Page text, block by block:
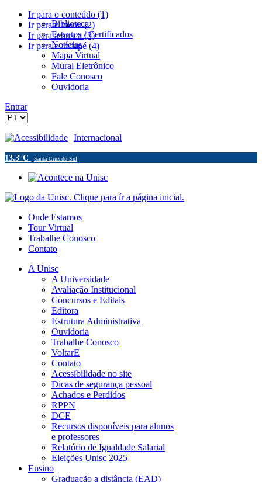
Ir para o conteúdo (1)
Ir para o menu (2)
Ir para a busca (3)
Ir para o rodapé (4)
Biblioteca
Eventos / Certificados
Notícias
Mapa Virtual
Mural Eletrônico
Fale Conosco
Ouvidoria
Entrar
Acessibilidade Internacional
13.3°C Santa Cruz do Sul
Onde Estamos
Tour Virtual
Trabalhe Conosco
Contato
A Unisc
A Universidade
Avaliação Institucional
Concursos e Editais
Editora
Estrutura Administrativa
Ouvidoria
Trabalhe Conosco
VoltarE
Contato
Acessibilidade no site
Dicas de segurança pessoal
Achados e Perdidos
RPPN
DCE
Recursos disponíveis para alunos
e professores
Relatório de Igualdade Salarial
Eleições Unisc 2025
Ensino
Graduação a distância (EAD)